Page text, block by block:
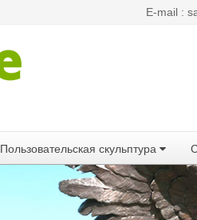
E-mail :
Пользовательская скульптура